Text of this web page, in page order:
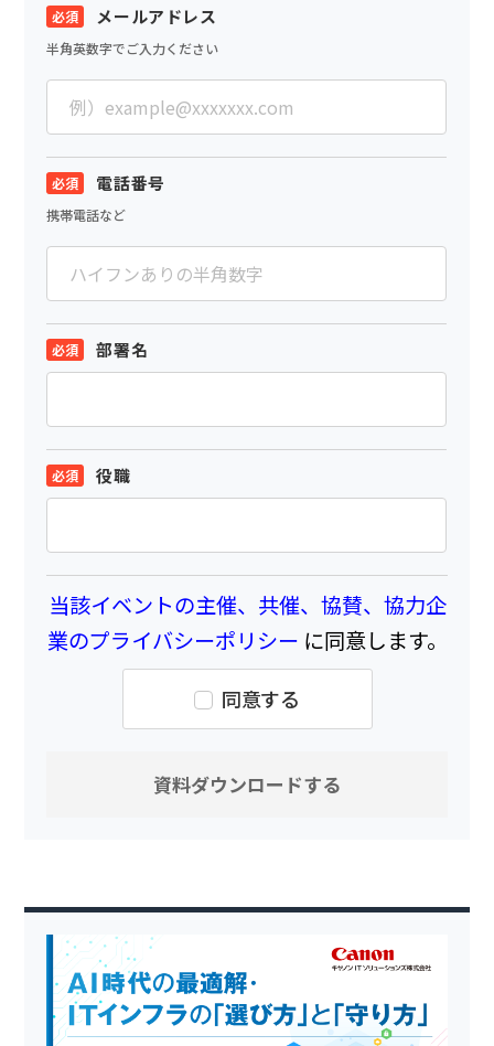
メールアドレス
半角英数字でご入力ください
電話番号
携帯電話など
部署名
役職
当該イベントの主催、共催、協賛、協力企
業のプライバシーポリシー に同意します。
同意する